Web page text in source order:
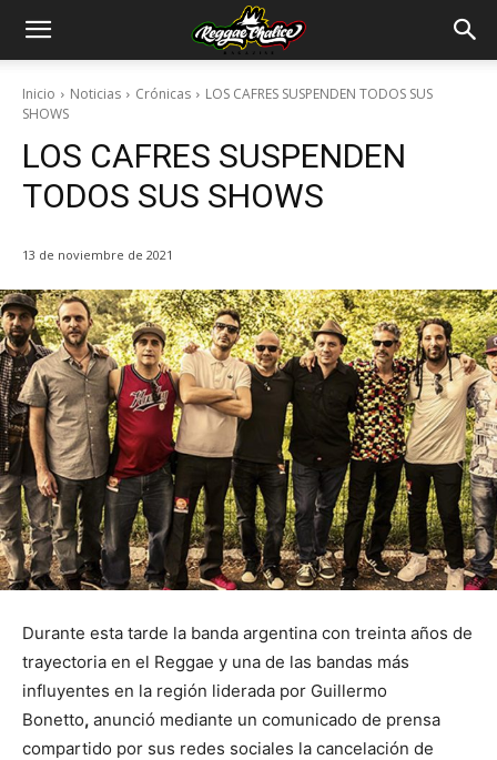
Inicio Noticias Crónicas
LOS CAFRES SUSPENDEN TODOS SUS
SHOWS
LOS CAFRES SUSPENDEN
TODOS SUS SHOWS
13 de noviembre de 2021
Durante esta tarde la banda argentina con treinta años de
trayectoria en el Reggae y una de las bandas más
influyentes en la región liderada por Guillermo
Bonetto, anunció mediante un comunicado de prensa
compartido por sus redes sociales la cancelación de